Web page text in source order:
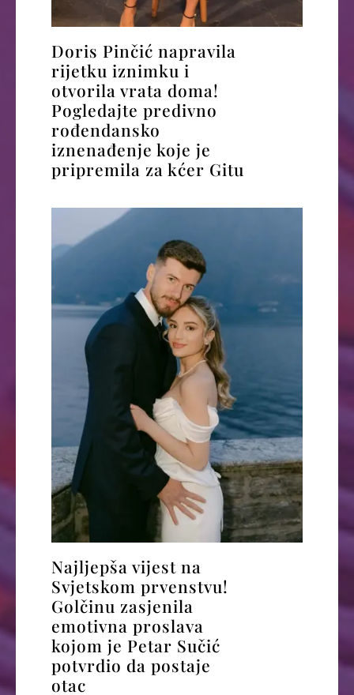
Doris Pinčić napravila
rijetku iznimku i
otvorila vrata doma!
Pogledajte predivno
rođendansko
iznenađenje koje je
pripremila za kćer Gitu
Najljepša vijest na
Svjetskom prvenstvu!
Golčinu zasjenila
emotivna proslava
kojom je Petar Sučić
potvrdio da postaje
otac